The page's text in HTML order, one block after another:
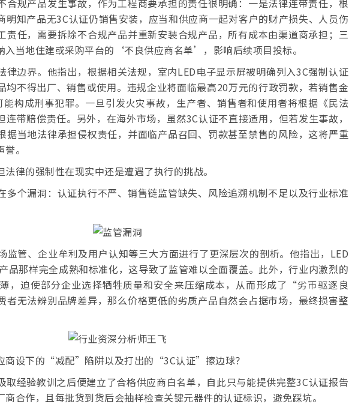
合规产品发生事故，作为工程商要承担的责任很明确：一是法律连带责任，根
明知产品无3C认证仍销售安装，应当和供应商一起对客户的财产损失、人员伤
责任，需要拆除不合规产品并重新安装合规产品，所有成本由渠道商承担；三
入当地住建或采购平台的‘不良供应商名单’，影响后续项目投标。
律边界。他指出，根据相关法规，室内LED电子显示屏被明确列入3C强制认证
均不得出厂、销售或使用。违规企业将面临最高20万元的行政罚款，若销售金
构成刑事犯罪。一旦引发火灾事故，生产者、销售者和使用者将根据《民法
带赔偿责任。另外，在海外市场，虽然3C认证不直接适用，但若发生事故，
据当地法律承担侵权责任，并面临产品召回、罚款甚至禁售的风险，这将严重
。
律的强制性在现实中还是遭遇了执行的挑战。
多个漏洞：认证执行不严、销售链监管缺失、风险追溯机制不足以及行业标准
监管、企业牟利及用户认知等三大方面进行了更深层次的剖析。他指出，LED
品那样完全成熟和标准化，这导致了监管难以全面覆盖。此外，行业内激烈的
，迫使部分企业选择牺牲质量和安全来压缩成本，从而形成了“劣币驱逐良
无法辨别品牌差异，那么价格更低的劣质产品自然会占据市场，最终损害整
商设下的“减配”陷阱以及打出的“3C认证”擦边球？
取经验教训之后便建立了合格供应商白名单，自此只与能提供完整3C认证报告
商合作，且每批货到货后会抽样检查关键元器件的认证标识，避免踩坑。